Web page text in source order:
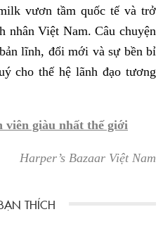
vươn tầm quốc tế và trở
nhân Việt Nam. Câu chuyện
lĩnh, đổi mới và sự bền bỉ
cho thế hệ lãnh đạo tương
viên giàu nhất thế giới
Harper’s Bazaar Việt Nam